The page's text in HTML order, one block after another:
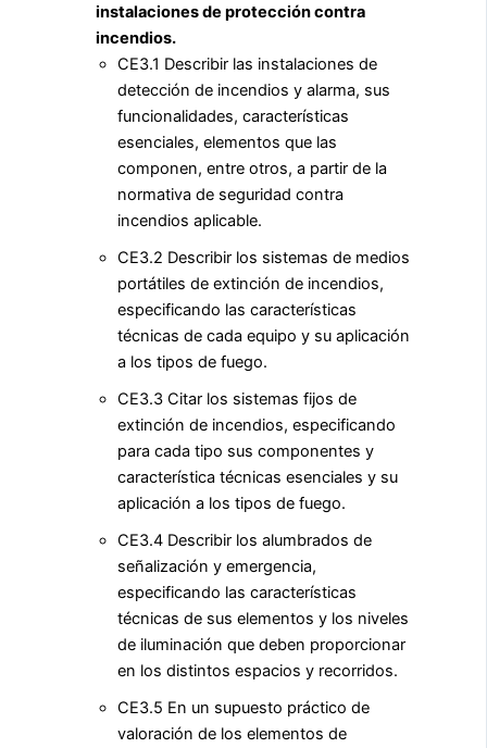
instalaciones de protección contra
incendios.
CE3.1 Describir las instalaciones de
detección de incendios y alarma, sus
funcionalidades, características
esenciales, elementos que las
componen, entre otros, a partir de la
normativa de seguridad contra
incendios aplicable.
CE3.2 Describir los sistemas de medios
portátiles de extinción de incendios,
especificando las características
técnicas de cada equipo y su aplicación
a los tipos de fuego.
CE3.3 Citar los sistemas fijos de
extinción de incendios, especificando
para cada tipo sus componentes y
característica técnicas esenciales y su
aplicación a los tipos de fuego.
CE3.4 Describir los alumbrados de
señalización y emergencia,
especificando las características
técnicas de sus elementos y los niveles
de iluminación que deben proporcionar
en los distintos espacios y recorridos.
CE3.5 En un supuesto práctico de
valoración de los elementos de